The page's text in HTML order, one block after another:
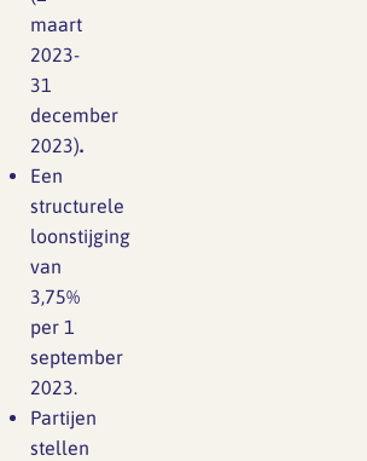
maart
2023-
31
december
2023).
Een
structurele
loonstijging
van
3,75%
per 1
september
2023.
Partijen
stellen